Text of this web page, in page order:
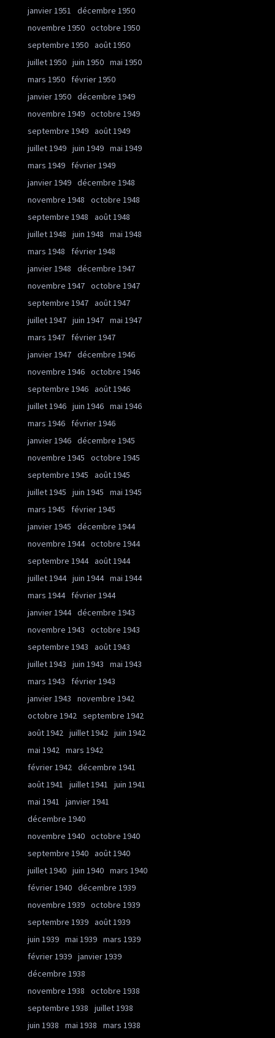
janvier 1951
décembre 1950
novembre 1950 octobre 1950
septembre 1950 août 1950
juillet 1950 juin 1950 mai 1950
mars 1950
février 1950
janvier 1950 décembre 1949
novembre 1949 octobre 1949
septembre 1949 août 1949
juillet 1949 juin 1949 mai 1949
mars 1949
février 1949
janvier 1949 décembre 1948
novembre 1948
octobre 1948
septembre 1948
août 1948
juillet 1948
juin 1948
mai 1948
mars 1948
février 1948
janvier 1948
décembre 1947
novembre 1947 octobre 1947
septembre 1947 août 1947
juillet 1947 juin 1947 mai 1947
mars 1947
février 1947
janvier 1947 décembre 1946
novembre 1946 octobre 1946
septembre 1946 août 1946
juillet 1946 juin 1946 mai 1946
mars 1946
février 1946
janvier 1946 décembre 1945
novembre 1945
octobre 1945
septembre 1945
août 1945
juillet 1945
juin 1945
mai 1945
mars 1945
février 1945
janvier 1945
décembre 1944
novembre 1944 octobre 1944
septembre 1944 août 1944
juillet 1944 juin 1944 mai 1944
mars 1944
février 1944
janvier 1944 décembre 1943
novembre 1943
octobre 1943
septembre 1943
août 1943
juillet 1943
juin 1943
mai 1943
mars 1943
février 1943
janvier 1943
novembre 1942
octobre 1942 septembre 1942
août 1942 juillet 1942 juin 1942
mai 1942 mars 1942
février 1942 décembre 1941
août 1941
juillet 1941
juin 1941
mai 1941
janvier 1941
décembre 1940
novembre 1940 octobre 1940
septembre 1940 août 1940
juillet 1940 juin 1940 mars 1940
février 1940 décembre 1939
novembre 1939 octobre 1939
septembre 1939 août 1939
juin 1939 mai 1939 mars 1939
février 1939 janvier 1939
décembre 1938
novembre 1938
octobre 1938
septembre 1938
juillet 1938
juin 1938
mai 1938
mars 1938